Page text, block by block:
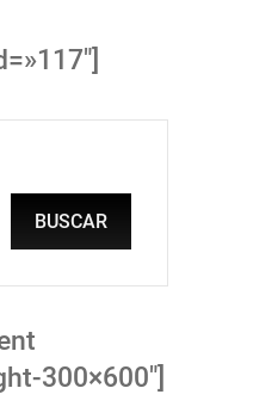
BUSCAR
300×600″]